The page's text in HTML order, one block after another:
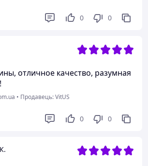
0 0
отличное качество, разумная
• Продавець: VitUS
0 0